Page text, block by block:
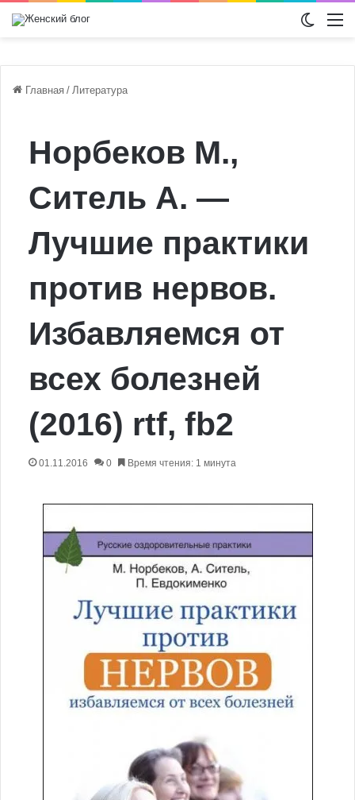
Главная / Литература
Норбеков М.,
Ситель А. —
Лучшие практики
против нервов.
Избавляемся от
всех болезней
(2016) rtf, fb2
01.11.2016 0 Время чтения: 1 минута